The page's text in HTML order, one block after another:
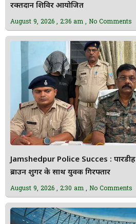
रक्तदान शिविर आयोजित
August 9, 2026 2:36 am No Comments
Jamshedpur Police Succes :
ब्राउन शुगर के साथ युवक गिरफ्तार
August 9, 2026 2:30 am No Comments